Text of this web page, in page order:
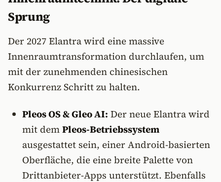
Sprung
Der 2027 Elantra wird eine massive
Innenraumtransformation durchlaufen, um
mit der zunehmenden chinesischen
Konkurrenz Schritt zu halten.
Pleos OS & Gleo AI: Der neue Elantra wird
mit demPleos-Betriebssystem
ausgestattet sein, einer Android-basierten
Oberfläche, die eine breite Palette von
Drittanbieter-Apps unterstützt. Ebenfalls